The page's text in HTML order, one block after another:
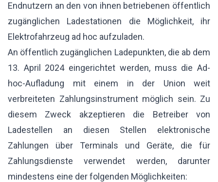
Endnutzern an den von ihnen betriebenen öffentlich
zugänglichen Ladestationen die Möglichkeit, ihr
Elektrofahrzeug ad hoc aufzuladen.
An öffentlich zugänglichen Ladepunkten, die ab dem
13. April 2024 eingerichtet werden, muss die Ad-
hoc-Aufladung mit einem in der Union weit
verbreiteten Zahlungsinstrument möglich sein. Zu
diesem Zweck akzeptieren die Betreiber von
Ladestellen an diesen Stellen elektronische
Zahlungen über Terminals und Geräte, die für
Zahlungsdienste verwendet werden, darunter
mindestens eine der folgenden Möglichkeiten: